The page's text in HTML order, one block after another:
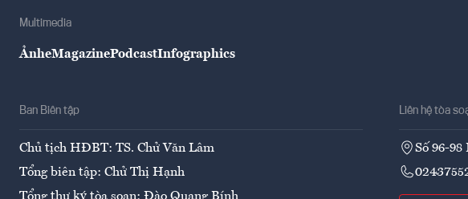
Multimedia
ẢnheMagazinePodcastInfographics
Ban Biên tập
Chủ tịch HĐBT: TS. Chử Văn Lâm
Tổng biên tập: Chử Thị Hạnh
Liên hệ tòa
Số 96-